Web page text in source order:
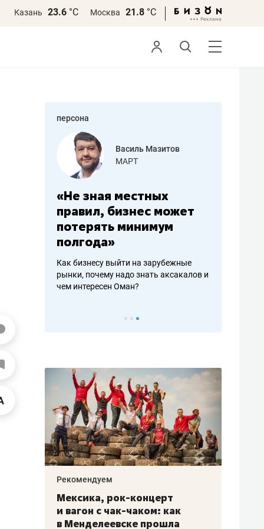
Казань 23.6 °С Москва 21.8 °С
персона
Василь Мазитов
МАРТ
«Не зная местных
правил, бизнес может
потерять минимум
полгода»
Как бизнесу выйти на зарубежные
рынки, почему надо знать аксакалов и
чем интересен Оман?
Рекомендуем
Мексика, рок-концерт
и вагон с чак-чаком: как
в Менделеевске прошла